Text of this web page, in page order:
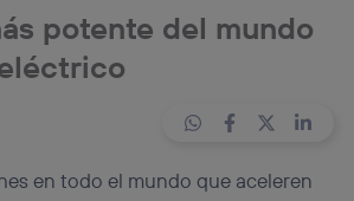
potente del mundo
en todo el mundo que aceleren